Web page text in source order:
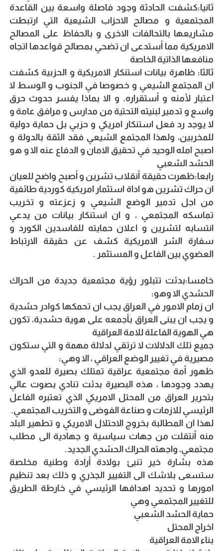
ثانيا:كشفت الحادثة وجود فاصلة واسعة بين القاعدة
المجتمعية و مصالح الاحزاب الشيعية التي ارتبطت
مشاريعها بالتحالفات الاخرى و بالحفاظ على المصالح
الامريكية مما أستدعى ان تضحي بمصالح قواعدها اتجاه
منافعها الذاتية الخاصة
ثالثا: ظاهرة بيانات استنكار الامريكية و الحزبية كشفت
ان المجتمع الشيعي و خصوصا في الجنوب و الوسط لا
اعتبار لأمنه و أستقراره. و الا بماذا يفسر حدوث حرق
واسع و تدمير لبنيته التحتية من مدارس و مرافق عامة و
لا يوجد رد فعل استنكار امريكي و حزبي بل حماية دولية
للمخربين، ولهذا المجتمع الشيعي فقد الثقة بالدولة و
اصبح امله الوحيد في تحقيق الامان و الدفاع عنه الا و هو
الحشد الشعبي
رابعا:ظهرت حقيقة أنقلاب تشرين و أصبح واضح للعيان
ان حراك تشرين هو اداة استثمار امريكية كوردية طائفية
من اجل تدمير الوضع الشيعي و زعزعته و تخريب
تماسكه المجتمعي ، و ان استنكار بيانات من يدعي
انتسابه لتشرين و اعلان حمايته للفاسدين الكورد و
سفارة الشر الامريكية كشف عن حقيقة الارتباط
العضوي بين الفاعل و المستثمر .
خامسا:بدئت تتبلور رؤية مجتمعية جديدة من الحراك
الحشدي الا وهو:
ان زمام الامور في العراق يجب ان تحمكها كوادر حشدية
و يجب ان يبنى العراق بأجمعه على هوية حشدية، تكون
هي الهوية الفاعلة للامة العراقية
جميع تلك الدلالات لا ترتقي لدلالة مهمة و التي ستكون
مصيرية في تغيير الوضع العراقي ، الا وهي:
ظهور أمة مجتمعية عراقية تمتلك بصيرة للعدو الذي
يهدد وجودها ، هذه البصيرة بدئت تنادي بصوت عالي
بتحرير العراق من المحتل الامريكي الذي تعتبره الفاعل
الرئيسي للازمات و صناعة الفوضى و التخريب المجتمعي.
لهذا ان المطالبة بخروج الاحتلال الامريكي و تطهير البلد
منه أنتقلت من جهات سياسية و جهادية الى مطلب
مجتمعي، واجهته الحراك الحشدي الجديد.
هذه بشارة خير تنبئ بولادة أرادة وطنية مخلصة
ستسعى بلاشك الى التغيير الجذري و ذلك بعد تنظيم
امورها و تحديد اهدافها الرئيسي في خارطة الطريق
للتغيير المجتمعي وهي
حماية الحشد الشعبي
اخراج المحتل
بناء الامة العراقية